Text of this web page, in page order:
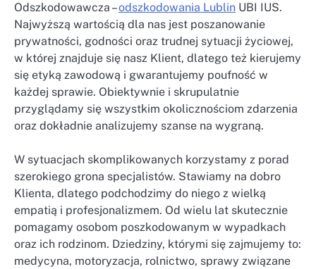
Odszkodowawcza –odszkodowania Lublin UBI IUS.
Najwyższą wartością dla nas jest poszanowanie
prywatności, godności oraz trudnej sytuacji życiowej,
w której znajduje się nasz Klient, dlatego też kierujemy
się etyką zawodową i gwarantujemy poufność w
każdej sprawie. Obiektywnie i skrupulatnie
przyglądamy się wszystkim okolicznościom zdarzenia
oraz dokładnie analizujemy szanse na wygraną.
W sytuacjach skomplikowanych korzystamy z porad
szerokiego grona specjalistów. Stawiamy na dobro
Klienta, dlatego podchodzimy do niego z wielką
empatią i profesjonalizmem. Od wielu lat skutecznie
pomagamy osobom poszkodowanym w wypadkach
oraz ich rodzinom. Dziedziny, którymi się zajmujemy to:
medycyna, motoryzacja, rolnictwo, sprawy związane